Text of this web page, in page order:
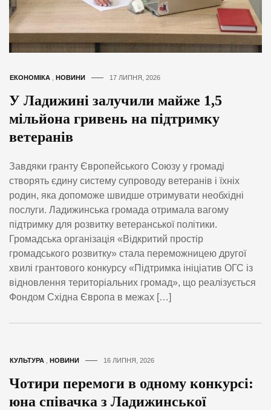
ЕКОНОМІКА НОВИНИ 17 ЛИПНЯ, 2026
У Ладижині залучили майже 1,5
мільйона гривень на підтримку
ветеранів
Завдяки гранту Європейського Союзу у громаді
створять єдину систему супроводу ветеранів і їхніх
родин, яка допоможе швидше отримувати необхідні
послуги. Ладижинська громада отримала вагому
підтримку для розвитку ветеранської політики.
Громадська організація «Відкритий простір
громадського розвитку» стала переможницею другої
хвилі грантового конкурсу «Підтримка ініціатив ОГС із
відновлення територіальних громад», що реалізується
Фондом Східна Європа в межах […]
КУЛЬТУРА НОВИНИ 16 ЛИПНЯ, 2026
Чотири перемоги в одному конкурсі:
юна співачка з Ладижинської